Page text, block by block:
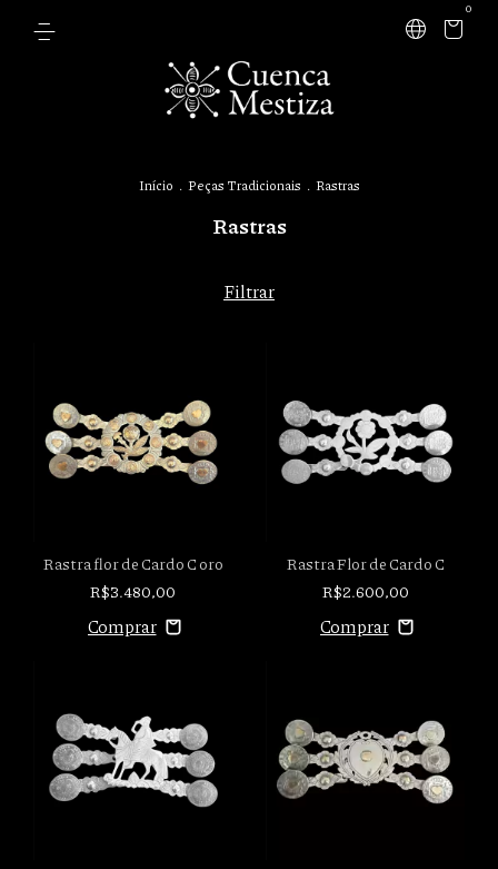
0
Início . Peças Tradicionais . Rastras
Rastras
Filtrar
Rastra flor de Cardo C oro
R$3.480,00
Rastra Flor de Cardo C
R$2.600,00